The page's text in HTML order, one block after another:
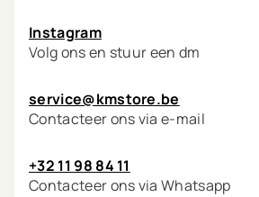
Instagram
Volg ons en stuur een dm
service@kmstore.be
Contacteer ons via e-mail
+32 11 98 84 11
Contacteer ons via Whatsapp